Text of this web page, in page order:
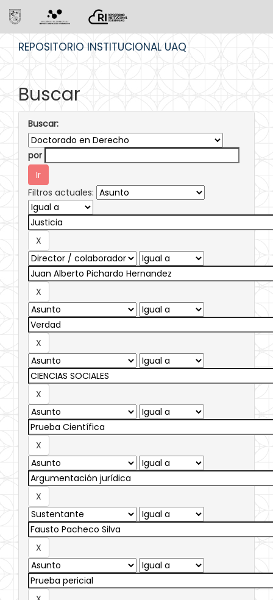
REPOSITORIO INSTITUCIONAL UAQ
Buscar
Buscar:
por
Filtros actuales: